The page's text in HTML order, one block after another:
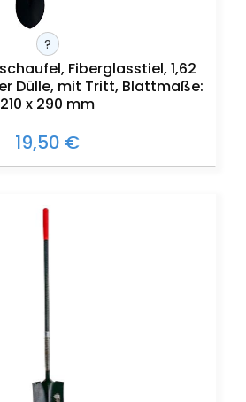
?
Fiberglasstiel, 1,62
Dülle, mit Tritt, Blattmaße:
210 x 290 mm
19,50 €